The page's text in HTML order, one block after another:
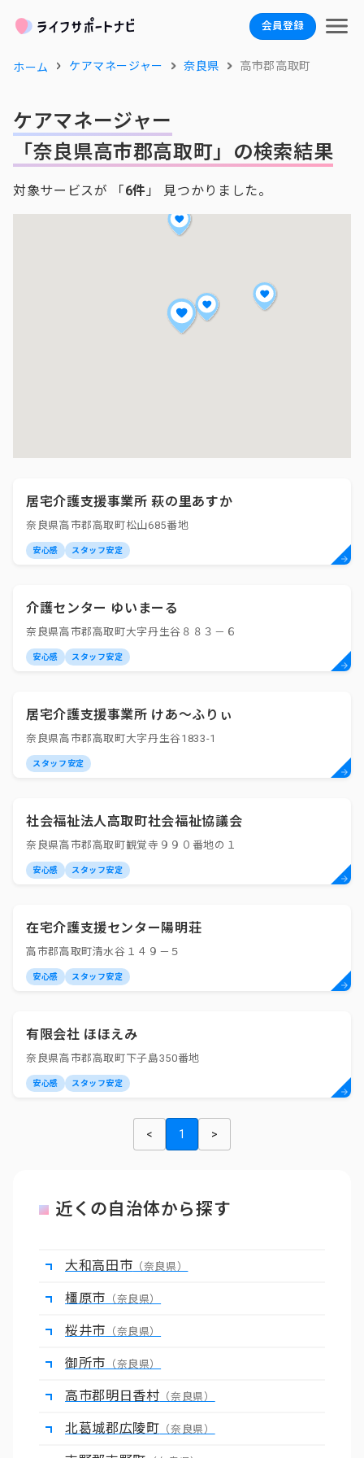
会員登録
ホーム ケアマネージャー 奈良県 高市郡高取町
ケアマネージャー
「奈良県高市郡高取町」の検索結果
対象サービスが 「6件 」 見つかりました。
居宅介護支援事業所 萩の里あすか
奈良県高市郡高取町松山685番地
安心感 スタッフ安定
介護センター ゆいまーる
奈良県高市郡高取町大字丹生谷８８３－６
安心感 スタッフ安定
居宅介護支援事業所 けあ～ふりぃ
奈良県高市郡高取町大字丹生谷1833-1
スタッフ安定
社会福祉法人高取町社会福祉協議会
奈良県高市郡高取町観覚寺９９０番地の１
安心感 スタッフ安定
在宅介護支援センター陽明荘
高市郡高取町清水谷１４９－５
安心感 スタッフ安定
有限会社 ほほえみ
奈良県高市郡高取町下子島350番地
安心感 スタッフ安定
< 1 >
近くの自治体から探す
大和高田市 （奈良県）
橿原市 （奈良県）
桜井市 （奈良県）
御所市 （奈良県）
高市郡明日香村 （奈良県）
北葛城郡広陵町 （奈良県）